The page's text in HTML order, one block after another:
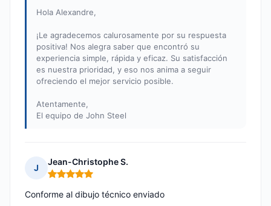
Hola Alexandre,
¡Le agradecemos calurosamente por su respuesta
positiva! Nos alegra saber que encontró su
experiencia simple, rápida y eficaz. Su satisfacción
es nuestra prioridad, y eso nos anima a seguir
ofreciendo el mejor servicio posible.
Atentamente,
El equipo de John Steel
J
Jean-Christophe S.
Nota: 5 de 5
Conforme al dibujo técnico enviado